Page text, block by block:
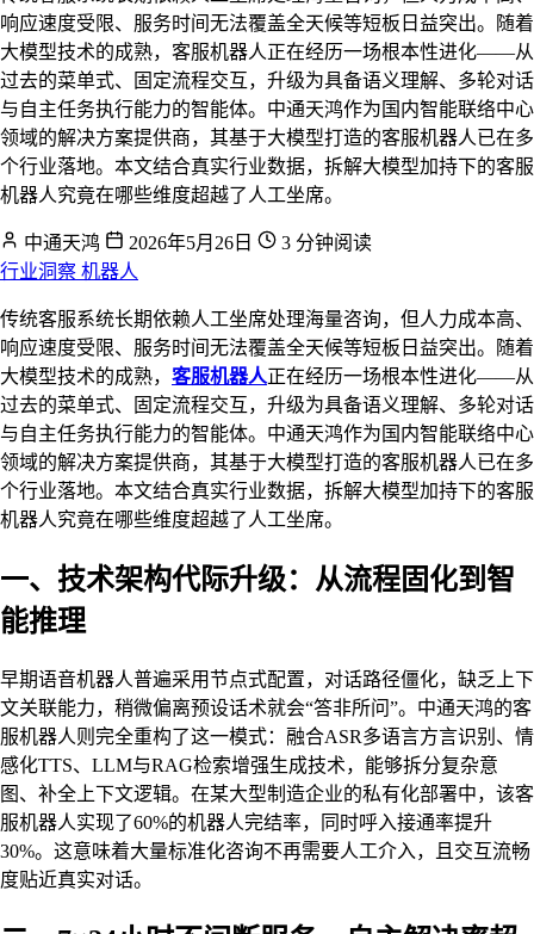
响应速度受限、服务时间无法覆盖全天候等短板日益突出。随着
大模型技术的成熟，客服机器人正在经历一场根本性进化——从
过去的菜单式、固定流程交互，升级为具备语义理解、多轮对话
与自主任务执行能力的智能体。中通天鸿作为国内智能联络中心
领域的解决方案提供商，其基于大模型打造的客服机器人已在多
个行业落地。本文结合真实行业数据，拆解大模型加持下的客服
机器人究竟在哪些维度超越了人工坐席。
中通天鸿 2026年5月26日
3 分钟阅读
行业洞察 机器人
传统客服系统长期依赖人工坐席处理海量咨询，但人力成本高、
响应速度受限、服务时间无法覆盖全天候等短板日益突出。随着
大模型技术的成熟， 客服机器人正在经历一场根本性进化——从
过去的菜单式、固定流程交互，升级为具备语义理解、多轮对话
与自主任务执行能力的智能体。中通天鸿作为国内智能联络中心
领域的解决方案提供商，其基于大模型打造的客服机器人已在多
个行业落地。本文结合真实行业数据，拆解大模型加持下的客服
机器人究竟在哪些维度超越了人工坐席。
一、技术架构代际升级：从流程固化到智
能推理
早期语音机器人普遍采用节点式配置，对话路径僵化，缺乏上下
文关联能力，稍微偏离预设话术就会“答非所问”。中通天鸿的客
服机器人则完全重构了这一模式：融合ASR多语言方言识别、情
感化TTS、LLM与RAG检索增强生成技术，能够拆分复杂意
图、补全上下文逻辑。在某大型制造企业的私有化部署中，该客
服机器人实现了60%的机器人完结率，同时呼入接通率提升
30%。这意味着大量标准化咨询不再需要人工介入，且交互流畅
度贴近真实对话。